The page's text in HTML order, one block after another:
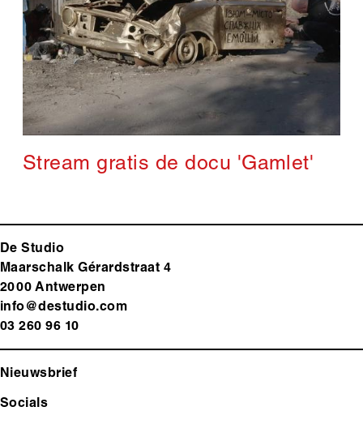
Stream gratis de docu 'Gamlet'
De Studio
Maarschalk Gérardstraat 4
2000 Antwerpen
info@destudio.com
03 260 96 10
Nieuwsbrief
Socials